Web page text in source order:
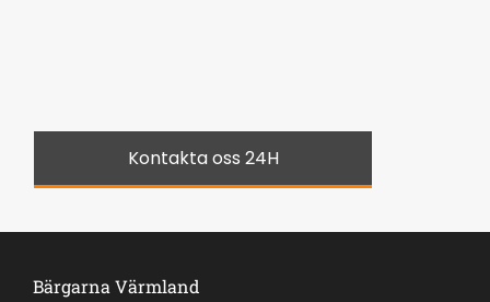
Kontakta oss 24H
Bärgarna Värmland